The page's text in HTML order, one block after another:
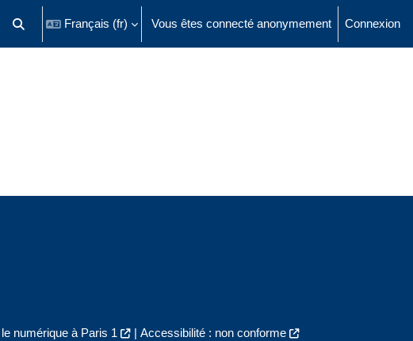
Activer/désactiver la saisie de recherche
Français ‎(fr)‎ Vous êtes connecté anonymement Connexion
numérique à Paris 1 | Accessibilité : non conforme